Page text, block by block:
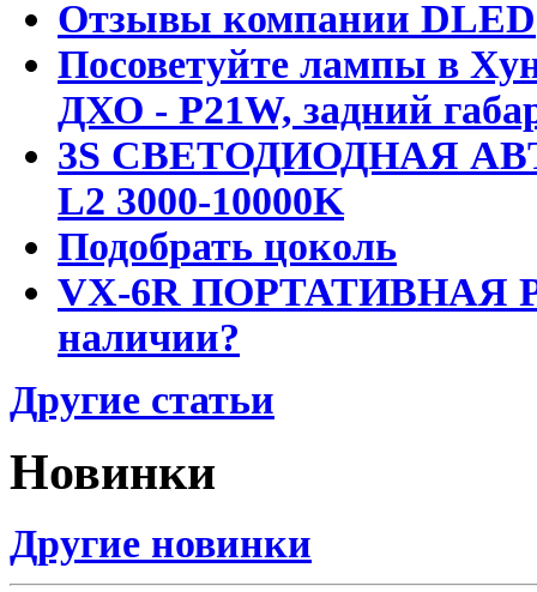
Отзывы компании DLED
Посоветуйте лампы в
ДХО - P21W, задний
3S СВЕТОДИОДНАЯ
L2 3000-10000K
Подобрать цоколь
VX-6R ПОРТАТИВНАЯ
наличии?
Другие статьи
Новинки
Другие новинки